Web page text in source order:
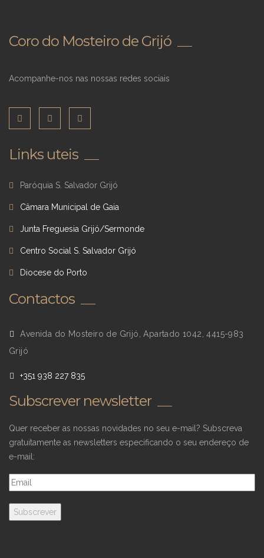
Coro do Mosteiro de Grijó
Acompanhe-nos nas nossas redes sociais
Links uteis
Paróquia S. Salvador Grijó
Câmara Municipal de Gaia
Junta Freguesia Grijó/Sermonde
Centro Social S. Salvador Grijó
Diocese do Porto
Contactos
Avenida do Mosteiro de Grijó, Apartado 1042, 4415-983
Grijó
+351 938 227 835
Subscrever newsletter
Quer receber as nossas novidades no seu e-mail? Subscreva
gratuitamente as newsletters especificando o seu endereço de
e-mail: